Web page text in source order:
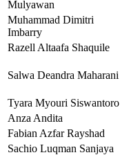
Mulyawan
Muhammad Dimitri
Imbarry
Razell Altaafa Shaquile
Salwa Deandra Maharani
Tyara Myouri Siswantoro
Anza Andita
Fabian Azfar Rayshad
Sachio Luqman Sanjaya